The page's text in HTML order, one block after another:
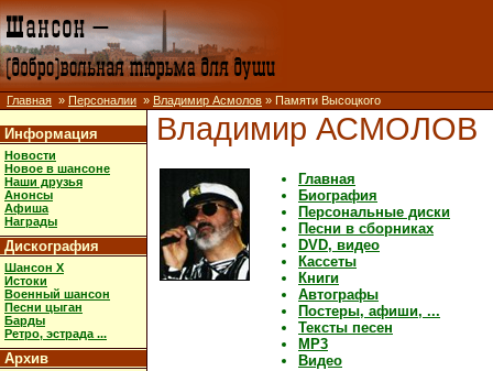
Главная » Персоналии » Владимир Асмолов » Памяти Высоцкого
Информация
Новости
Новое в шансоне
Наши друзья
Анонсы
Афиша
Награды
Дискография
Шансон X
Истоки
Военный шансон
Песни цыган
Барды
Ретро, эстрада ...
Архив
Владимир АСМОЛОВ
Главная
Биография
Персональные диски
Песни в сборниках
DVD, видео
Кассеты
Книги
Автографы
Постеры, афиши, ...
Тексты песен
MP3
Видео